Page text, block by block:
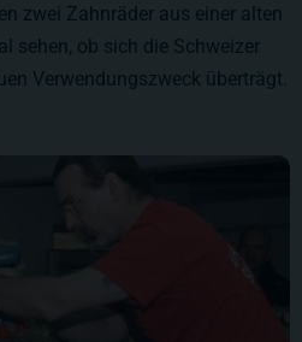
zwei Zahnräder aus einer alten
sehen, ob sich die Schweizer
Verwendungszweck überträgt.